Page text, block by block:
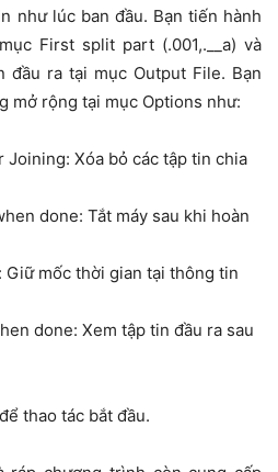
như lúc ban đầu. Bạn tiến hành
First split part (.001,.__a) và
ra tại mục Output File. Bạn
mở rộng tại mục Options như:
Xóa bỏ các tập tin chia
done: Tắt máy sau khi hoàn
Giữ mốc thời gian tại thông tin
done: Xem tập tin đầu ra sau
thao tác bắt đầu.